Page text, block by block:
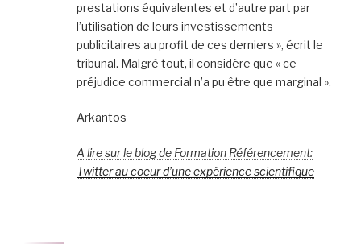
prestations équivalentes et d’autre part par
l’utilisation de leurs investissements
publicitaires au profit de ces derniers », écrit le
tribunal. Malgré tout, il considère que « ce
préjudice commercial n’a pu être que marginal ».
Arkantos
A lire sur le blog de Formation Référencement:
Twitter au coeur d’une expérience scientifique